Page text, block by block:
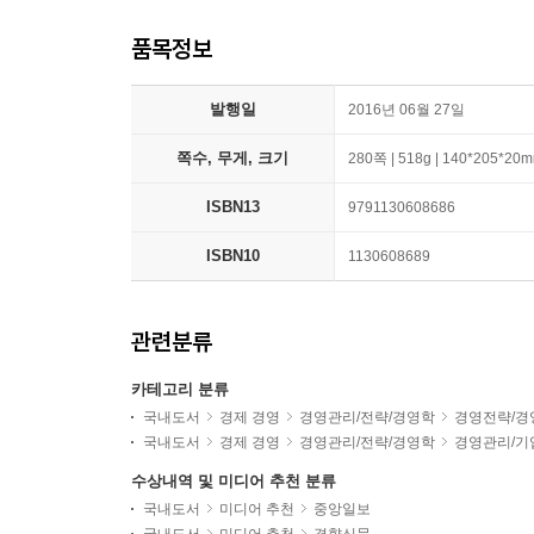
품목정보
발행일 2016년 06월 27일
쪽수, 무게, 크기 280쪽 | 518g |
ISBN13 9791130608686
ISBN10 1130608689
관련분류
카테고리 분류
국내도서 경제 경영 경영관리/전략/경영학
경영전략/경
국내도서
경제 경영 경영관리/전략/경영학 경영관리/기
수상내역 및 미디어 추천 분류
국내도서 미디어 추천
중앙일보